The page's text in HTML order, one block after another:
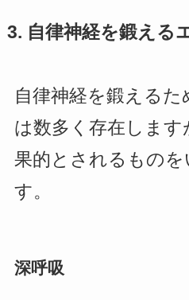
3. 自律神経を鍛える
自律神経を鍛える
は数多く存在します
果的とされるものを
す。
深呼吸